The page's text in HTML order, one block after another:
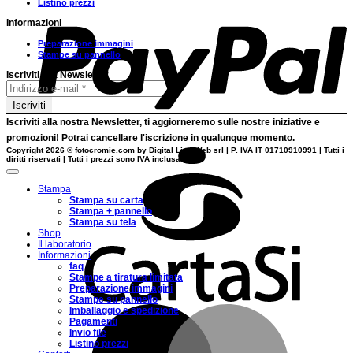
Listino prezzi
Informazioni
Preparazione immagini
Stampe su pannello
Iscriviti alla Newsletter
Iscriviti alla nostra Newsletter, ti aggiorneremo sulle nostre iniziative e
promozioni! Potrai cancellare l'iscrizione in qualunque momento.
Copyright 2026 ©fotocromie.com by Digital Line Web srl | P. IVA IT 01710910991 | Tutti i
diritti riservati | Tutti i prezzi sono IVA inclusa.
Stampa
Stampa su carta
Stampa + pannello
Stampa su tela
Shop
Il laboratorio
Informazioni
faq
Stampe a tiratura limitata
Preparazione immagini
Stampe su pannello
Imballaggio e spedizione
Pagamenti
Invio file
Listino prezzi